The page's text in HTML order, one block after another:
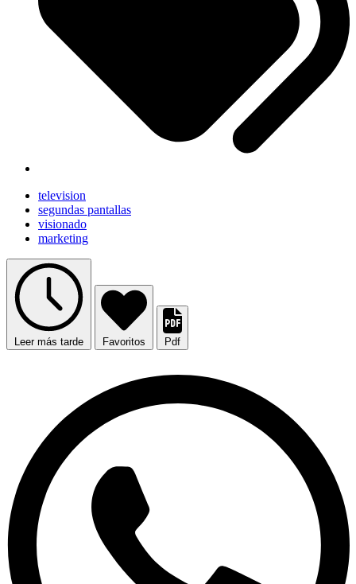
television
segundas pantallas
visionado
marketing
Leer más tarde Favoritos Pdf